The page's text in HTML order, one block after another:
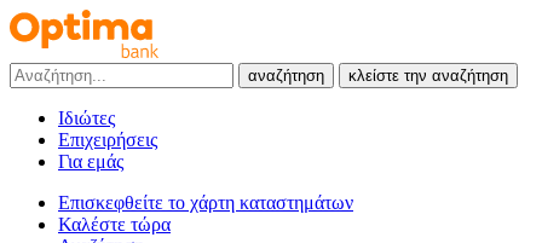
αναζήτηση κλείστε την αναζήτηση
Ιδιώτες
Επιχειρήσεις
Για εμάς
Επισκεφθείτε το χάρτη καταστημάτων
Καλέστε τώρα